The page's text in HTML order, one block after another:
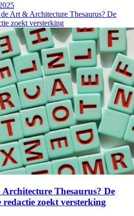
Art & Architecture Thesaurus? De
zoekt versterking
Thesaurus? De
redactie zoekt versterking